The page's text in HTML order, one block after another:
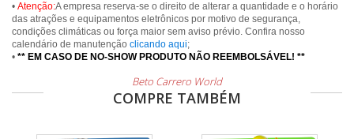
• Atenção:A empresa reserva-se o direito de alterar a quantidade e o horário
das atrações e equipamentos eletrônicos por motivo de segurança,
condições climáticas ou força maior sem aviso prévio. Confira nosso
calendário de manutenção clicando aqui;
• ** EM CASO DE NO-SHOW PRODUTO NÃO REEMBOLSÁVEL! **
Beto Carrero World
COMPRE TAMBÉM